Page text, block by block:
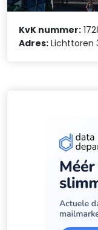
KvK nummer:
Adres: Lichttoren